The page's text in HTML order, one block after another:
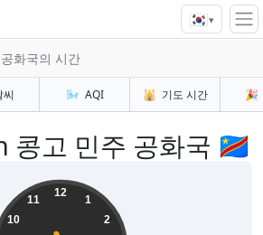
🇰🇷▾
화국의 시간
씨 🌬️ AQI 🕌 기도 시간 🎉
콩고 민주 공화국 🇨🇩
12
1
2
10
11